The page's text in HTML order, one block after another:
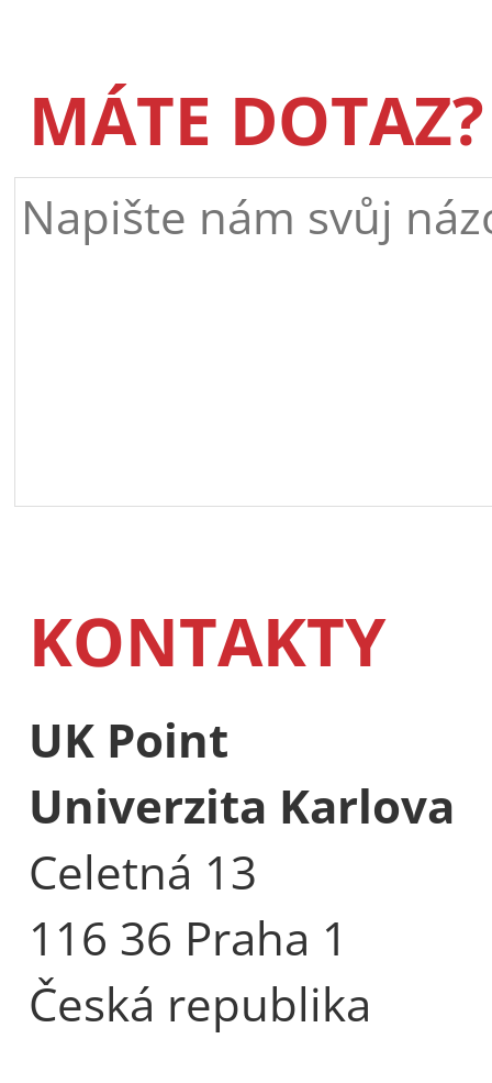
MÁTE DOTAZ?
KONTAKTY
UK Point
Univerzita Karlova
Celetná 13
116 36 Praha 1
Česká republika